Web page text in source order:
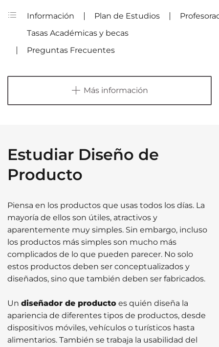
Información Plan de Estudios
Tasas Académicas y becas
Preguntas Frecuentes
Más información
Estudiar Diseño de
Producto
Piensa en los productos que usas todos los días. La
mayoría de ellos son útiles, atractivos y
aparentemente muy simples. Sin embargo, incluso
los productos más simples son mucho más
complicados de lo que pueden parecer. No solo
estos productos deben ser conceptualizados y
diseñados, sino que también deben ser fabricados.
Un diseñador de producto es quién diseña la
apariencia de diferentes tipos de productos, desde
dispositivos móviles, vehículos o turísticos hasta
alimentarios. También se trabaja la usabilidad del